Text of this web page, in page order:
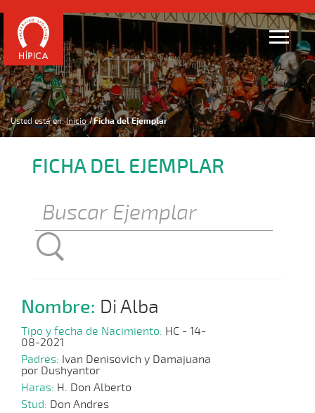
Usted está en: Inicio Ficha del Ejemplar
FICHA DEL EJEMPLAR
Nombre: Di Alba
Tipo y fecha de Nacimiento: HC - 14-
08-2021
Padres: Ivan Denisovich y Damajuana
por Dushyantor
Haras: H. Don Alberto
Stud: Don Andres